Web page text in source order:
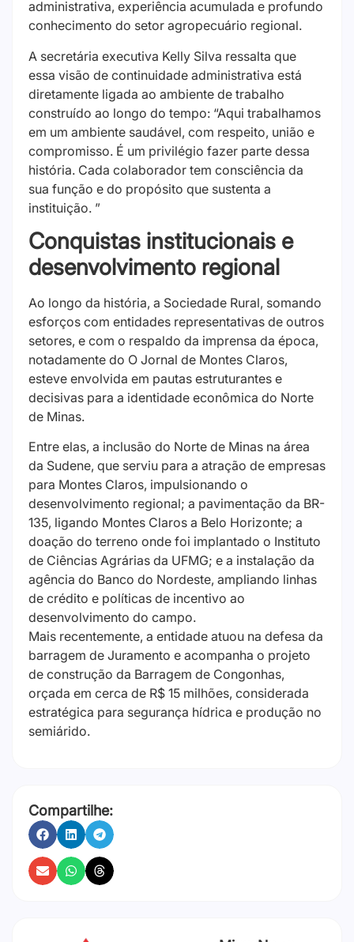
administrativa, experiência acumulada e profundo
conhecimento do setor agropecuário regional.
A secretária executiva Kelly Silva ressalta que
essa visão de continuidade administrativa está
diretamente ligada ao ambiente de trabalho
construído ao longo do tempo: “Aqui trabalhamos
em um ambiente saudável, com respeito, união e
compromisso. É um privilégio fazer parte dessa
história. Cada colaborador tem consciência da
sua função e do propósito que sustenta a
instituição. ”
Conquistas institucionais e
desenvolvimento regional
Ao longo da história, a Sociedade Rural, somando
esforços com entidades representativas de outros
setores, e com o respaldo da imprensa da época,
notadamente do O Jornal de Montes Claros,
esteve envolvida em pautas estruturantes e
decisivas para a identidade econômica do Norte
de Minas.
Entre elas, a inclusão do Norte de Minas na área
da Sudene, que serviu para a atração de empresas
para Montes Claros, impulsionando o
desenvolvimento regional; a pavimentação da BR-
135, ligando Montes Claros a Belo Horizonte; a
doação do terreno onde foi implantado o Instituto
de Ciências Agrárias da UFMG; e a instalação da
agência do Banco do Nordeste, ampliando linhas
de crédito e políticas de incentivo ao
desenvolvimento do campo.
Mais recentemente, a entidade atuou na defesa da
barragem de Juramento e acompanha o projeto
de construção da Barragem de Congonhas,
orçada em cerca de R$ 15 milhões, considerada
estratégica para segurança hídrica e produção no
semiárido.
Compartilhe: